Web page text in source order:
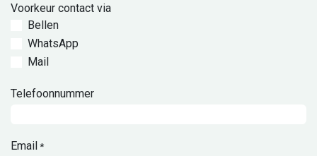
Voorkeur contact via
Bellen
WhatsApp
Mail
Telefoonnummer
Email *